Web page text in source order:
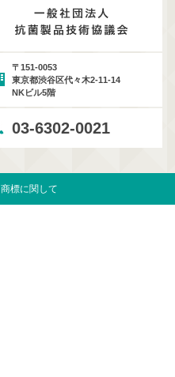
〒151-0053
東京都渋谷区代々木2-11-14
NKビル5階
03-6302-0021
商標に関して